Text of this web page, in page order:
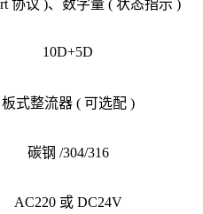
协议 )、数字量 ( 状态指示 )
10D+5D
板式整流器 ( 可选配 )
碳钢 /304/316
AC220 或 DC24V